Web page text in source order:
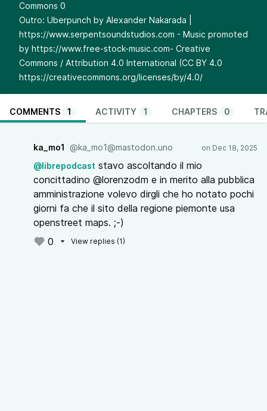
Commons 0
Outro: Uberpunch by Alexander Nakarada |
⁠⁠⁠⁠⁠⁠⁠⁠⁠https://www.serpentsoundstudios.com - Music promoted
by https://www.free-stock-music.com⁠⁠⁠⁠⁠⁠⁠⁠⁠- Creative
Commons / Attribution 4.0 International (CC BY 4.0
https://creativecommons.org/licenses/by/4.0/
COMMENTS 1 ACTIVITY 1 CHAPTERS 0
ka_mo1 @ka_mo1@mastodon.uno
@librepodcast stavo ascoltando il mio
concittadino @lorenzodm e in merito alla pubblica
amministrazione volevo dirgli che ho notato pochi
giorni fa che il sito della regione piemonte usa
openstreet maps. ;-)
0
View replies (1)